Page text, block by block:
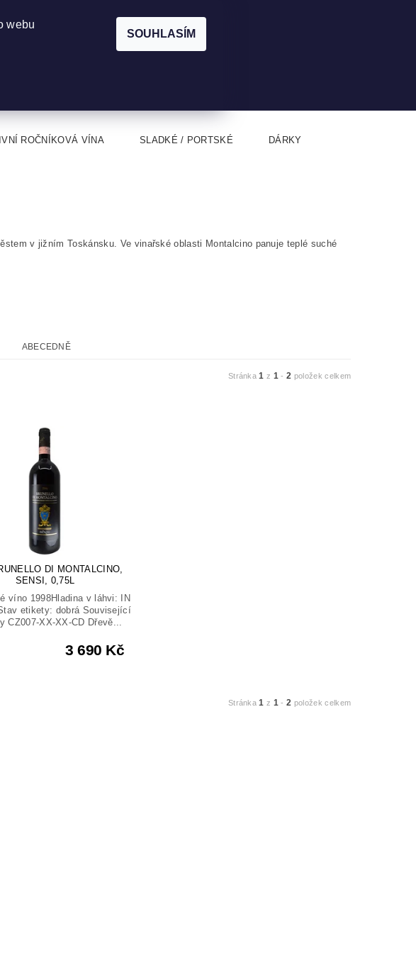
ROČNÍKOVÁ VÍNA SLADKÉ / PORTSKÉ DÁRKY
v jižním Toskánsku. Ve vinařské oblasti Montalcino panuje teplé suché
ABECEDNĚ
Stránka1 z 1 -2 položek celkem
DI MONTALCINO,
SENSI, 0,75L
víno 1998Hladina v láhvi: IN
etikety: dobrá Související
CZ007-XX-XX-CD Dřevě...
3 690 Kč
Stránka1 z 1 -2 položek celkem
webu
SOUHLASÍM